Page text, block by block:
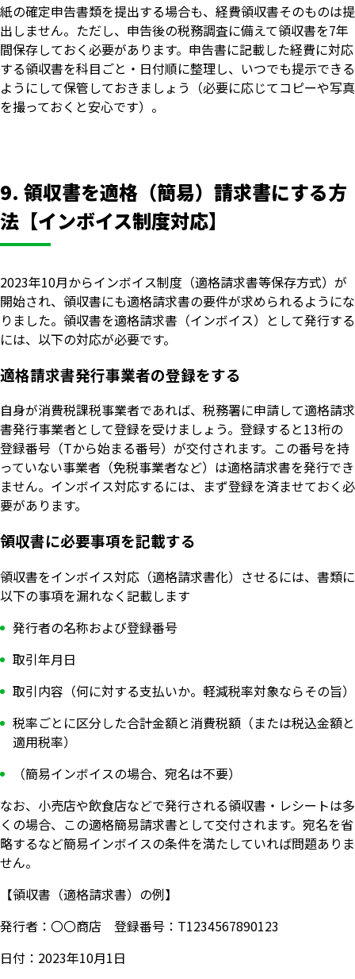
紙の確定申告書類を提出する場合も、経費領収書そのものは提
出しません。ただし、申告後の税務調査に備えて領収書を7年
間保存しておく必要があります。申告書に記載した経費に対応
する領収書を科目ごと・日付順に整理し、いつでも提示できる
ようにして保管しておきましょう（必要に応じてコピーや写真
を撮っておくと安心です）。
9. 領収書を適格（簡易）請求書にする方
法【インボイス制度対応】
2023年10月からインボイス制度（適格請求書等保存方式）が
開始され、領収書にも適格請求書の要件が求められるようにな
りました。領収書を適格請求書（インボイス）として発行する
には、以下の対応が必要です。
適格請求書発行事業者の登録をする
自身が消費税課税事業者であれば、税務署に申請して適格請求
書発行事業者として登録を受けましょう。登録すると13桁の
登録番号（Tから始まる番号）が交付されます。この番号を持
っていない事業者（免税事業者など）は適格請求書を発行でき
ません。インボイス対応するには、まず登録を済ませておく必
要があります。
領収書に必要事項を記載する
領収書をインボイス対応（適格請求書化）させるには、書類に
以下の事項を漏れなく記載します
発行者の名称および登録番号
取引年月日
取引内容（何に対する支払いか。軽減税率対象ならその旨）
税率ごとに区分した合計金額と消費税額（または税込金額と
適用税率）
（簡易インボイスの場合、宛名は不要）
なお、小売店や飲食店などで発行される領収書・レシートは多
くの場合、この適格簡易請求書として交付されます。宛名を省
略するなど簡易インボイスの条件を満たしていれば問題ありま
せん。
【領収書（適格請求書）の例】
発行者：〇〇商店 登録番号：T1234567890123
日付：2023年10月1日